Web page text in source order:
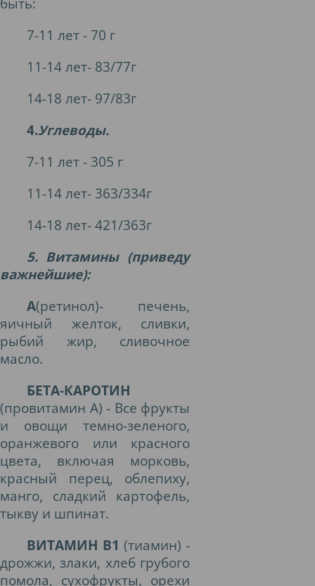
7-11 лет - 70 г
11-14 лет- 83/77г
14-18 лет- 97/83г
4.Углеводы.
7-11 лет - 305 г
11-14 лет- 363/334г
14-18 лет- 421/363г
5. Витамины (приведу
важнейшие):
А(ретинол)- печень,
яичный желток, сливки,
рыбий жир, сливочное
масло.
БETA-КАРОТИН
(провитамин А) - Все фрукты
и овощи темно-зеленого,
оранжевого или красного
цвета, включая морковь,
красный перец, облепиху,
манго, сладкий картофель,
тыкву и шпинат.
ВИТАМИН В1 (тиамин) -
дрожжи, злаки, хлеб грубого
помола, сухофрукты, орехи